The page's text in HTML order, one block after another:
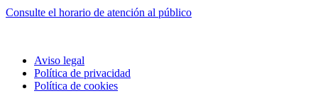
Consulte el horario de atención al público
Aviso legal
Política de privacidad
Política de cookies
CÁMARA DE COMERCIO DE GIPUZKOA
COMISIÓN ASESORA DE MOVILIDAD DEL